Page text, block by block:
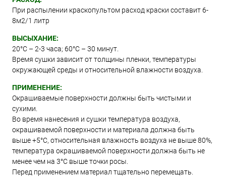
При распылении краскопультом расход краски составит 6-
8м2/1 литр
ВЫСЫХАНИЕ:
20°С – 2-3 часа; 60°С – 30 минут.
Время сушки зависит от толщины пленки, температуры
окружающей среды и относительной влажности воздуха.
ПРИМЕНЕНИЕ:
Окрашиваемые поверхности должны быть чистыми и
сухими.
Во время нанесения и сушки температура воздуха,
окрашиваемой поверхности и материала должна быть
выше +5°C, относительная влажность воздуха не выше 80%,
температура окрашиваемой поверхности должна быть не
менее чем на 3°C выше точки росы.
Перед применением материал тщательно перемещать.